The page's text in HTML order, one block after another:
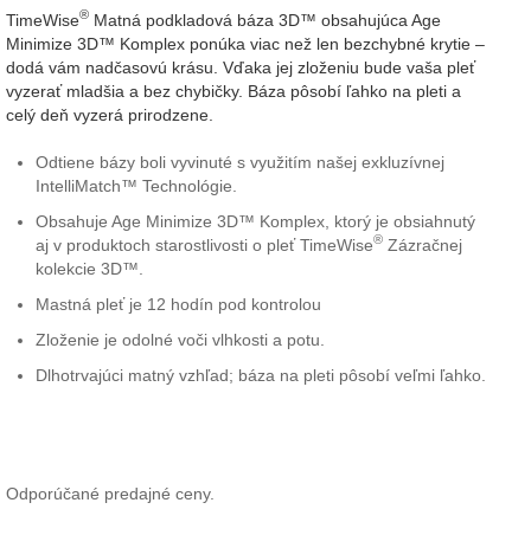
TimeWise® Matná podkladová báza 3D™ obsahujúca Age
Minimize 3D™ Komplex ponúka viac než len bezchybné krytie –
dodá vám nadčasovú krásu. Vďaka jej zloženiu bude vaša pleť
vyzerať mladšia a bez chybičky. Báza pôsobí ľahko na pleti a
celý deň vyzerá prirodzene.
Odtiene bázy boli vyvinuté s využitím našej exkluzívnej
IntelliMatch™ Technológie.
Obsahuje Age Minimize 3D™ Komplex, ktorý je obsiahnutý
aj v produktoch starostlivosti o pleť TimeWise® Zázračnej
kolekcie 3D™.
Mastná pleť je 12 hodín pod kontrolou
Zloženie je odolné voči vlhkosti a potu.
Dlhotrvajúci matný vzhľad; báza na pleti pôsobí veľmi ľahko.
Odporúčané predajné ceny.